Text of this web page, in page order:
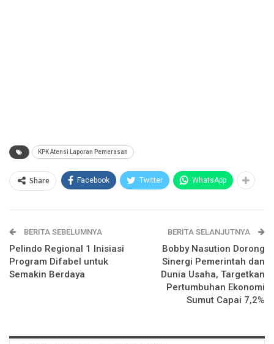
KPK Atensi Laporan Pemerasan
Share Facebook Twitter WhatsApp
BERITA SEBELUMNYA
Pelindo Regional 1 Inisiasi
Program Difabel untuk
Semakin Berdaya
BERITA SELANJUTNYA
Bobby Nasution Dorong
Sinergi Pemerintah dan
Dunia Usaha, Targetkan
Pertumbuhan Ekonomi
Sumut Capai 7,2%